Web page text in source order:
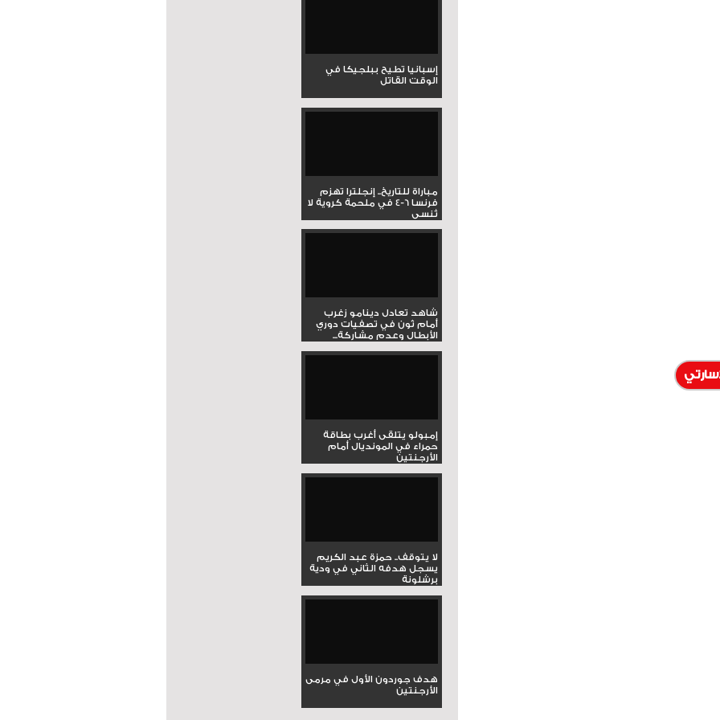
إسبانيا تطيح ببلجيكا في
الوقت القاتل
مباراة للتاريخ.. إنجلترا تهزم
فرنسا 6-4 في ملحمة كروية لا
تُنسى
شاهد تعادل دينامو زغرب
أمام ثون في تصفيات دوري
الأبطال وعدم مشاركة...
إمبولو يتلقى أغرب بطاقة
حمراء في المونديال أمام
الأرجنتين
لا يتوقف.. حمزة عبد الكريم
يسجل هدفه الثاني في ودية
برشلونة
هدف جوردون الأول في مرمى
الأرجنتين